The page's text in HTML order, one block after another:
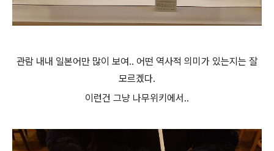
관람 내내 일본어만 많이 보여.. 어떤 역사적 의미가 있는지는 잘
모르겠다.
이런건 그냥 나무위키에서..